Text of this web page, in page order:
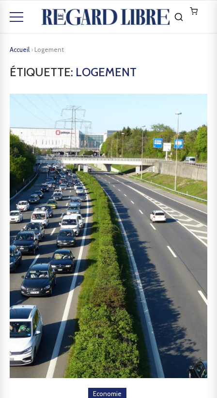
Accueil › Logement
ÉTIQUETTE: LOGEMENT
Economie